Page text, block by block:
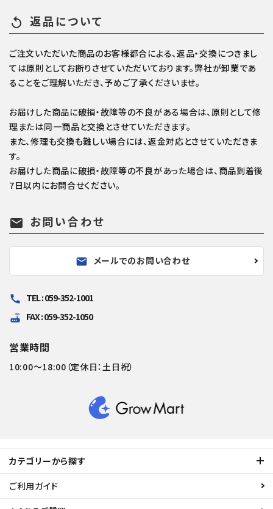
replay 返品について
ご注文いただいた商品のお客様都合による、返品・交換につきまし
ては原則としてお断りさせていただいております。弊社が卸業であ
ることをご理解いただき、予めご了承くださいませ。
お届けした商品に破損・故障等の不良がある場合は、原則として修
理または同一商品と交換とさせていただきます。
また、修理も交換も難しい場合には、返金対応とさせていただきま
す。
お届けした商品に破損・故障等の不良があった場合は、商品到着後
7日以内にお問合せください。
mail お問い合わせ
mail メールでのお問い合わせ
call TEL : 059-352-1001
router FAX : 059-352-1050
営業時間
10:00～18:00（定休日：土日祝）
カテゴリーから探す
ご利用ガイド